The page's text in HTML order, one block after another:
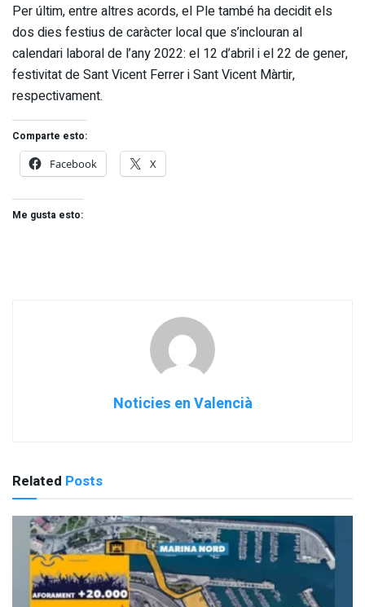
Per últim, entre altres acords, el Ple també ha decidit els
dos dies festius de caràcter local que s’inclouran al
calendari laboral de l’any 2022: el 12 d’abril i el 22 de gener,
festivitat de Sant Vicent Ferrer i Sant Vicent Màrtir,
respectivament.
Comparte esto:
Facebook
X
Me gusta esto:
Noticies en Valencià
Related Posts